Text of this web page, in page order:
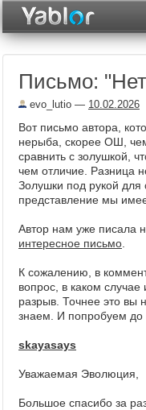
Письмо:
evo_lutio — 10.02.2026
Вот письмо автора,
нерыба, скорее ОШ,
сравнить с золушкой,
чем отличие. Разница
Золушки под рукой
представление мы
Автор нам уже писала
интересное письмо
К сожалению, в
вопрос, в каком
разрыв. Точнее это вы
знаем. И попробуем до
skayasays
Уважаемая Эволюция,
Большое спасибо за